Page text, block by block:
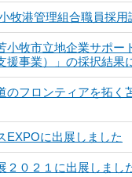
牧港管理組合職員採
小牧市立地企業サポー
援事業）」の採択結果
のフロンティアを拓く
EXPOに出展しました
２０２１に出展しまし